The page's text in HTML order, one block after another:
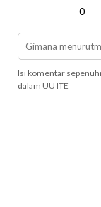
0
Isi komentar
dalam UU ITE